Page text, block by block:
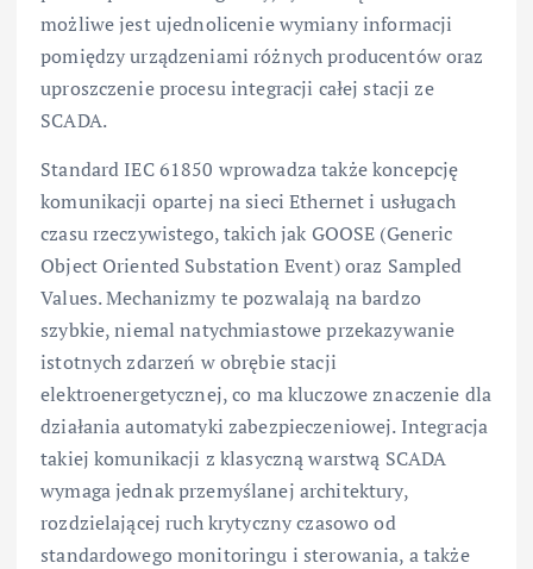
możliwe jest ujednolicenie wymiany informacji
pomiędzy urządzeniami różnych producentów oraz
uproszczenie procesu integracji całej stacji ze
SCADA.
Standard IEC 61850 wprowadza także koncepcję
komunikacji opartej na sieci Ethernet i usługach
czasu rzeczywistego, takich jak GOOSE (Generic
Object Oriented Substation Event) oraz Sampled
Values. Mechanizmy te pozwalają na bardzo
szybkie, niemal natychmiastowe przekazywanie
istotnych zdarzeń w obrębie stacji
elektroenergetycznej, co ma kluczowe znaczenie dla
działania automatyki zabezpieczeniowej. Integracja
takiej komunikacji z klasyczną warstwą SCADA
wymaga jednak przemyślanej architektury,
rozdzielającej ruch krytyczny czasowo od
standardowego monitoringu i sterowania, a także